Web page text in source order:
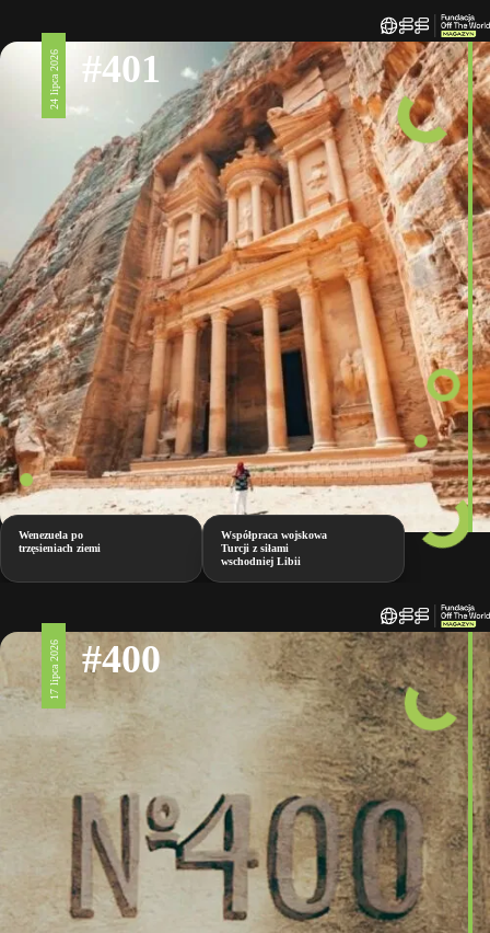
24 lipca 2026 #401
Wenezuela po
trzęsieniach ziemi
Współpraca wojskowa
Turcji z siłami
wschodniej Libii
17 lipca 2026 #400